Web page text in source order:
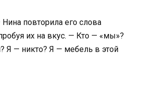
повторила его слова
их на вкус. — Кто — «мы»?
Я — никто? Я — мебель в этой